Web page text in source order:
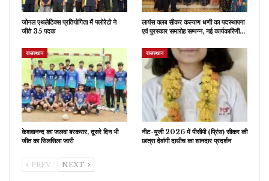
जोनल एथलेटिक्स प्रतियोगिता में फ्लोरेटो ने
जीते 35 पदक
लायंस क्लब सीकर कल्याण धणी का पदस्थापना
एवं पुरस्कार समारोह सम्पन्न, नई कार्यकारिणी…
राजस्थान
केशवानन्द का जलवा बरकरार, दूसरे दिन भी
जीत का सिलसिला जारी
राजस्थान
नीट-यूजी 2026 में पीसीपी (प्रिंस) सीकर की
छात्रा देवांगी दाधीच का शानदार प्रदर्शन
PREV NEXT